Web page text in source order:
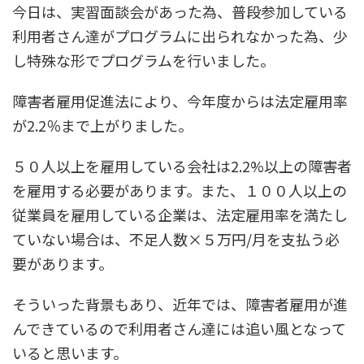
今日は、実習面談会があった為、普段参加している
利用者さん達がプログラムに出られなかった為、少
し特殊な形でプログラムを行いました。
障害者雇用促進法により、今年度からは法定雇用率
が2.2％まで上がりました。
５０人以上を雇用している会社は2.2%以上の障害者
を雇用する必要があります。また、１００人以上の
従業員を雇用している企業は、法定雇用率を満たし
ていない場合は、不足人数×５万円/月を支払う必
要があります。
そういった背景もあり、近年では、障害者雇用が進
んできているので利用者さん達には追い風となって
いると思います。